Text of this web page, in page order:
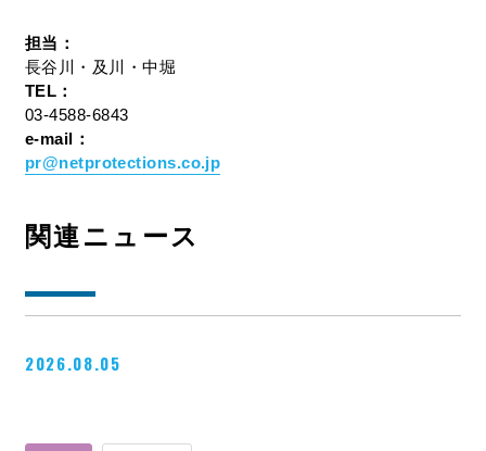
担当：
長谷川・及川・中堀
TEL：
03-4588-6843
e-mail：
pr@netprotections.co.jp
関連ニュース
2026.08.05